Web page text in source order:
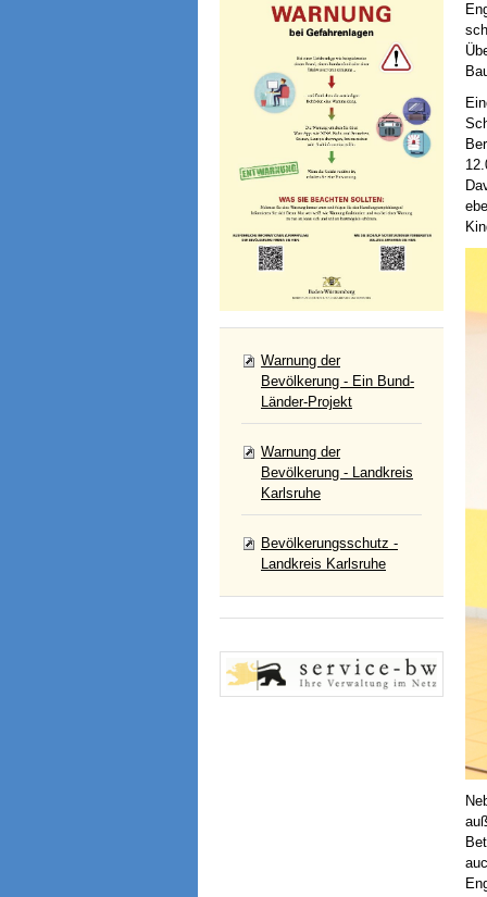
Warnung der
Bevölkerung - Ein Bund-
Länder-Projekt
Warnung der
Bevölkerung - Landkreis
Karlsruhe
Bevölkerungsschutz -
Landkreis Karlsruhe